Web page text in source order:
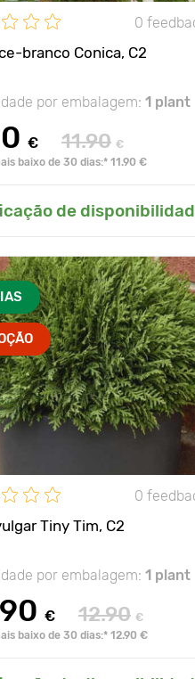
0
branco Conica, C2
por embalagem: 1 plant
€ 11.90 €
baixo de 30 dias:* 11.90 €
deao meu jardim
0
Tiny Tim, C2
por embalagem: 1 plant
€ 12.90 €
baixo de 30 dias:* 12.90 €